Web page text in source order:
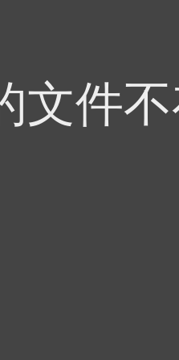
文件